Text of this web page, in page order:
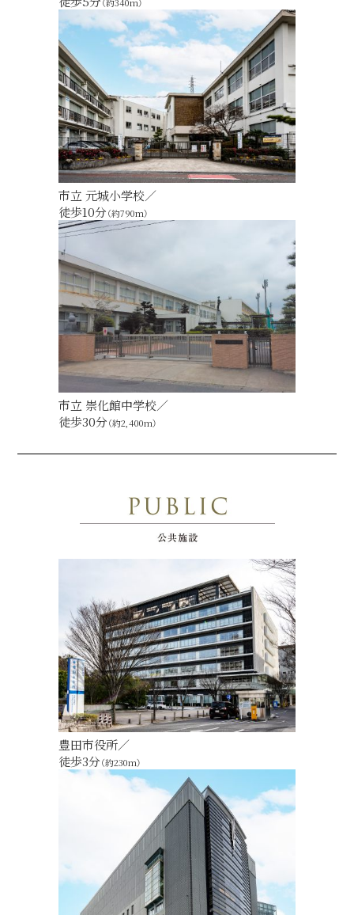
市立 元城小学校／
徒歩10分（約790m）
市立 崇化館中学校／
徒歩30分（約2,400m）
豊田市役所／
徒歩3分（約230m）